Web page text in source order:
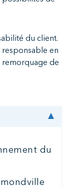
du client.
en
remorquage de
du